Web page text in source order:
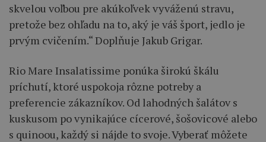
skvelou voľbou pre akúkoľvek vyváženú stravu,
pretože bez ohľadu na to, aký je váš šport, jedlo je
prvým cvičením.“ Doplňuje Jakub Grigar.
Rio Mare Insalatissime ponúka širokú škálu
príchutí, ktoré uspokoja rôzne potreby a
preferencie zákazníkov. Od lahodných šalátov s
kuskusom po vynikajúce cícerové, šošovicové alebo
s quinoou, každý si nájde to svoje. Vyberať môžete